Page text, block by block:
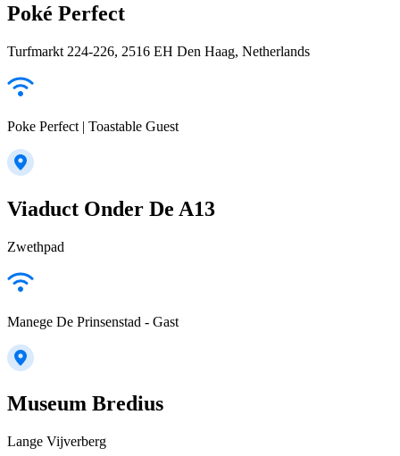
Poké Perfect
Turfmarkt 224-226, 2516 EH Den Haag, Netherlands
Poke Perfect | Toastable Guest
Viaduct Onder De A13
Zwethpad
Manege De Prinsenstad - Gast
Museum Bredius
Lange Vijverberg